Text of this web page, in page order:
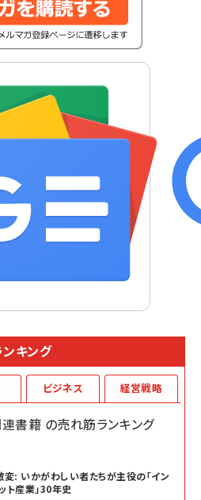
キング
書籍 の売れ筋ランキング
変: いかがわしい者たちが主役の「イン
ト産業」30年史
ビジネス 経営戦略